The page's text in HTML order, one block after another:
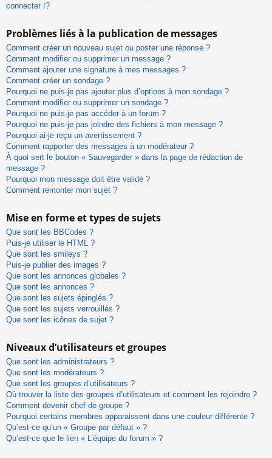
connecter !?
Problèmes liés à la publication de messages
Comment créer un nouveau sujet ou poster une réponse ?
Comment modifier ou supprimer un message ?
Comment ajouter une signature à mes messages ?
Comment créer un sondage ?
Pourquoi ne puis-je pas ajouter plus d’options à mon sondage ?
Comment modifier ou supprimer un sondage ?
Pourquoi ne puis-je pas accéder à un forum ?
Pourquoi ne puis-je pas joindre des fichiers à mon message ?
Pourquoi ai-je reçu un avertissement ?
Comment rapporter des messages à un modérateur ?
À quoi sert le bouton « Sauvegarder » dans la page de rédaction de
message ?
Pourquoi mon message doit être validé ?
Comment remonter mon sujet ?
Mise en forme et types de sujets
Que sont les BBCodes ?
Puis-je utiliser le HTML ?
Que sont les smileys ?
Puis-je publier des images ?
Que sont les annonces globales ?
Que sont les annonces ?
Que sont les sujets épinglés ?
Que sont les sujets verrouillés ?
Que sont les icônes de sujet ?
Niveaux d’utilisateurs et groupes
Que sont les administrateurs ?
Que sont les modérateurs ?
Que sont les groupes d’utilisateurs ?
Où trouver la liste des groupes d’utilisateurs et comment les rejoindre ?
Comment devenir chef de groupe ?
Pourquoi certains membres apparaissent dans une couleur différente ?
Qu’est-ce qu’un « Groupe par défaut » ?
Qu’est-ce que le lien « L’équipe du forum » ?